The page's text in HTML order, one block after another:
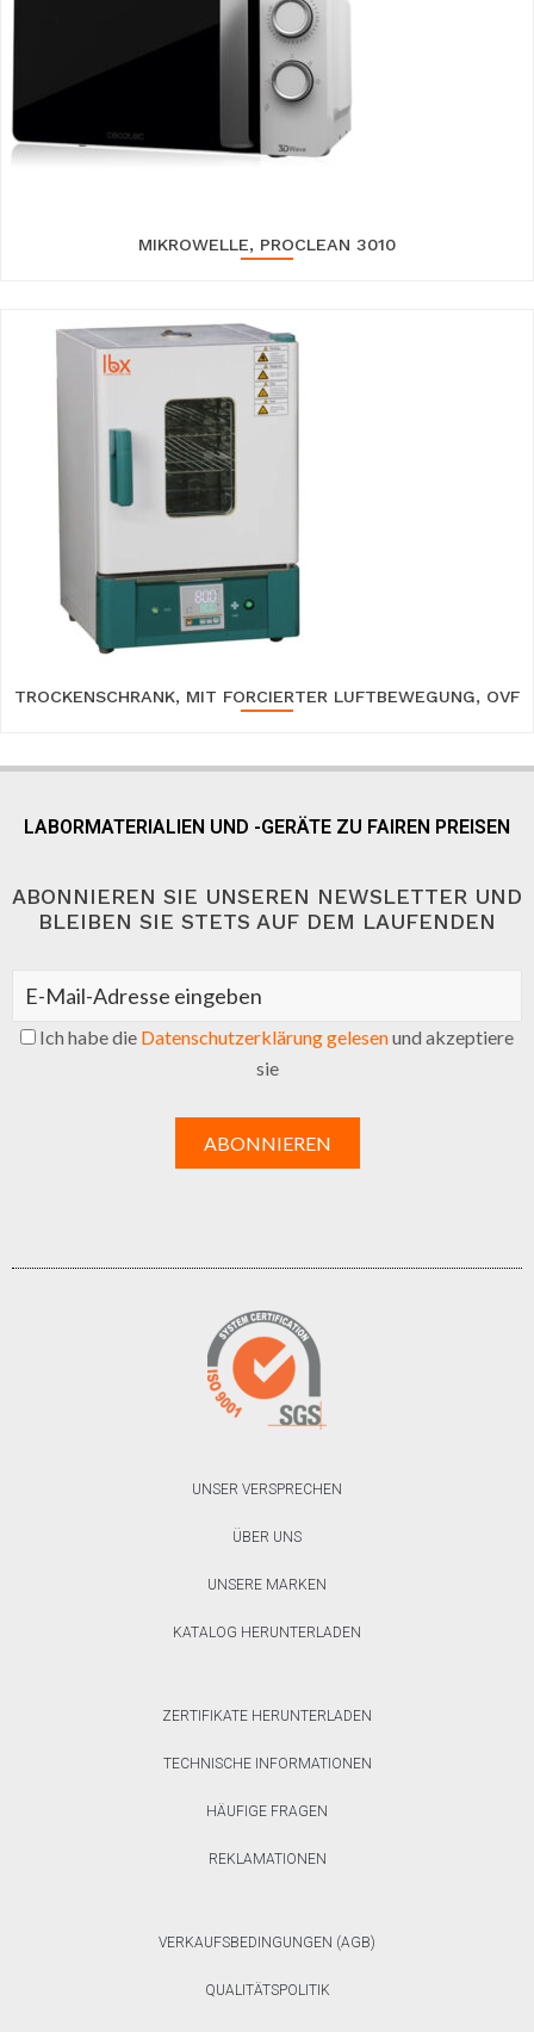
MIKROWELLE, PROCLEAN 3010
TROCKENSCHRANK, MIT FORCIERTER LUFTBEWEGUNG, OVF
LABORMATERIALIEN UND -GERÄTE ZU FAIREN PREISEN
ABONNIEREN SIE UNSEREN NEWSLETTER UND
BLEIBEN SIE STETS AUF DEM LAUFENDEN
Ich habe die Datenschutzerklärung gelesenund akzeptiere
sie
UNSER VERSPRECHEN
ÜBER UNS
UNSERE MARKEN
KATALOG HERUNTERLADEN
ZERTIFIKATE HERUNTERLADEN
TECHNISCHE INFORMATIONEN
HÄUFIGE FRAGEN
REKLAMATIONEN
VERKAUFSBEDINGUNGEN (AGB)
QUALITÄTSPOLITIK